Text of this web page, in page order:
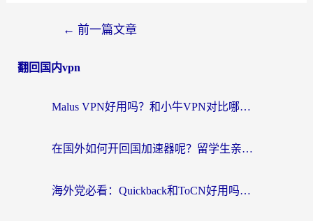
← 前一篇文章
翻回国内vpn
Malus VPN好用吗？和小牛VPN对比哪个回国效果更好？海外党亲测实用指南
在国外如何开回国加速器呢？留学生亲测的无缝访问国内资源指南
海外党必看：Quickback和ToCN好用吗？3分钟选对回国加速器的实用指南